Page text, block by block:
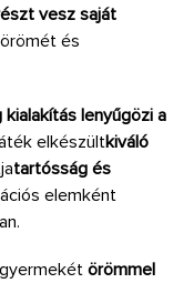
veszsaját
és
lenyűgözi a
elkészültkiváló
tartósság és
elemként
örömmel